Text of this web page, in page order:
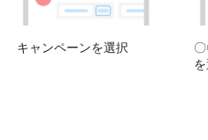
キャンペーンを選択